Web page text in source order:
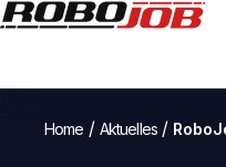
Home / Aktuelles /